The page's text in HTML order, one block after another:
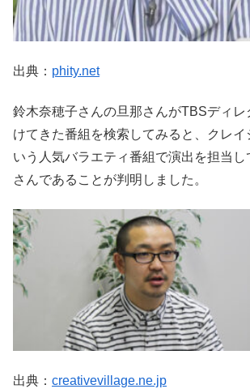
出典： phity.net
鈴木奈穂子さんの旦那さんがTBSディ
けてきた番組を検索してみると、クレイ
いう人気バラエティ番組で演出を担当し
さんであることが判明しました。
出典： creativevillage.ne.jp